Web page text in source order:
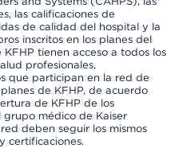
las calificaciones de
de calidad del hospital y la
inscritos en los planes del
tienen acceso a todos los
profesionales,
que participan en la red de
de KFHP, de acuerdo
de KFHP de los
grupo médico de Kaiser
deben seguir los mismos
certificaciones.